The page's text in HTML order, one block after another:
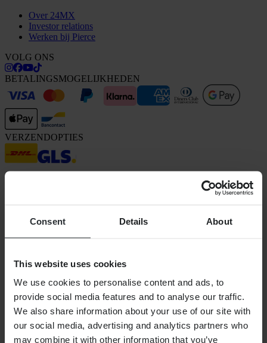
Consent Details About
This website uses cookies
We use cookies to personalise content and ads, to
provide social media features and to analyse our traffic.
We also share information about your use of our site with
our social media, advertising and analytics partners who
may combine it with other information that you’ve
Over 24MX
Investor relations
Werken bij Pierce
VOLG ONS
BETALINGSMOGELIJKHEDEN
VERZENDOPTIES
Pierce Group AB | Fleminggatan 20A, 112 26 Stockholm, Zweden
Bedrijfsregistratienummer: 556763-1592
Gevolmachtigde vertegenwoordiger: Göran Dahlin
Btw-registratienummer: OSS VAT NO SE556763159201
Algemene Voorwaarden